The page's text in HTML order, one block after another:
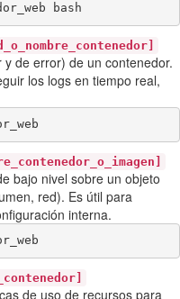
bash
de error) de un contenedor.
los logs en tiempo real,
bajo nivel sobre un objeto
red). Es útil para
interna.
de uso de recursos para